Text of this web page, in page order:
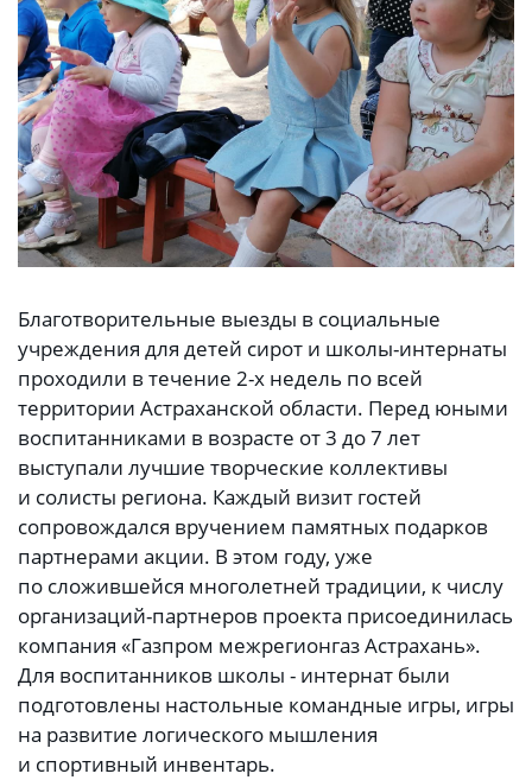
Благотворительные выезды в социальные
учреждения для детей сирот и школы-интернаты
проходили в течение 2-х недель по всей
территории Астраханской области. Перед юными
воспитанниками в возрасте от 3 до 7 лет
выступали лучшие творческие коллективы
и солисты региона. Каждый визит гостей
сопровождался вручением памятных подарков
партнерами акции. В этом году, уже
по сложившейся многолетней традиции, к числу
организаций-партнеров проекта присоединилась
компания «Газпром межрегионгаз Астрахань».
Для воспитанников школы - интернат были
подготовлены настольные командные игры, игры
на развитие логического мышления
и спортивный инвентарь.